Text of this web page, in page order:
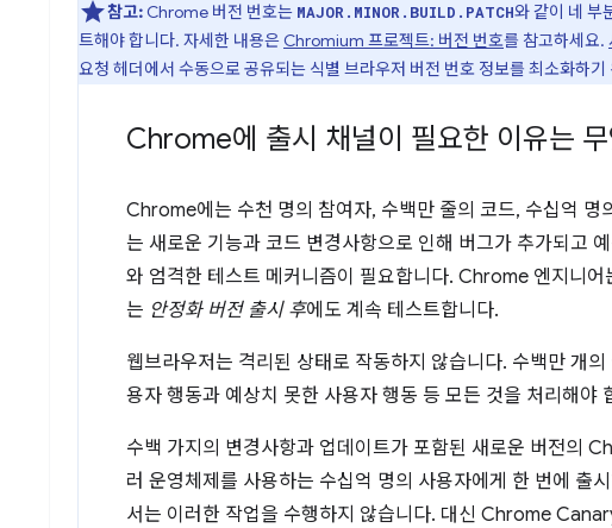
참고: Chrome 버전 번호는 MAJOR.MINOR.BUILD.PATCH와 같이 네 부
트해야 합니다. 자세한 내용은 Chromium 프로젝트: 버전 번호를 참고하세요.
요청 헤더에서 수동으로 공유되는 식별 브라우저 버전 번호 정보를 최소화하
Chrome에 출시 채널이 필요한 이유는
Chrome에는 수천 명의 참여자, 수백만 줄의 코드, 수십억 명
는 새로운 기능과 코드 변경사항으로 인해 버그가 추가되고
와 엄격한 테스트 메커니즘이 필요합니다. Chrome 엔지니
는 안정화 버전 출시 후에도 계속 테스트합니다.
웹브라우저는 격리된 상태로 작동하지 않습니다. 수백만 개
용자 행동과 예상치 못한 사용자 행동 등 모든 것을 처리해야
수백 가지의 변경사항과 업데이트가 포함된 새로운 버전의
러 운영체제를 사용하는 수십억 명의 사용자에게 한 번에 출
서는 이러한 작업을 수행하지 않습니다. 대신 Chrome